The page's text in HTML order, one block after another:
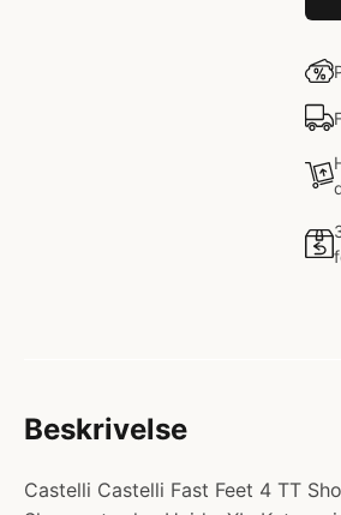
Beskrivelse
Castelli Castelli Fast Feet 4 TT